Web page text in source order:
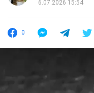
6.07.2026 15:54
0